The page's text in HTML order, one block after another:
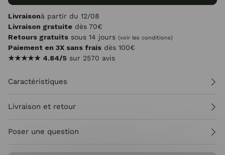
Livraisonà partir du 12/08
Livraison gratuite dès 70€
Retours gratuits sous 14 jours (voir les conditions)
Paiement en 3X sans frais dès 100€
★★★★★ 4.84/5 sur 2570 avis
Caractéristiques
Livraison et retour
Poser une question